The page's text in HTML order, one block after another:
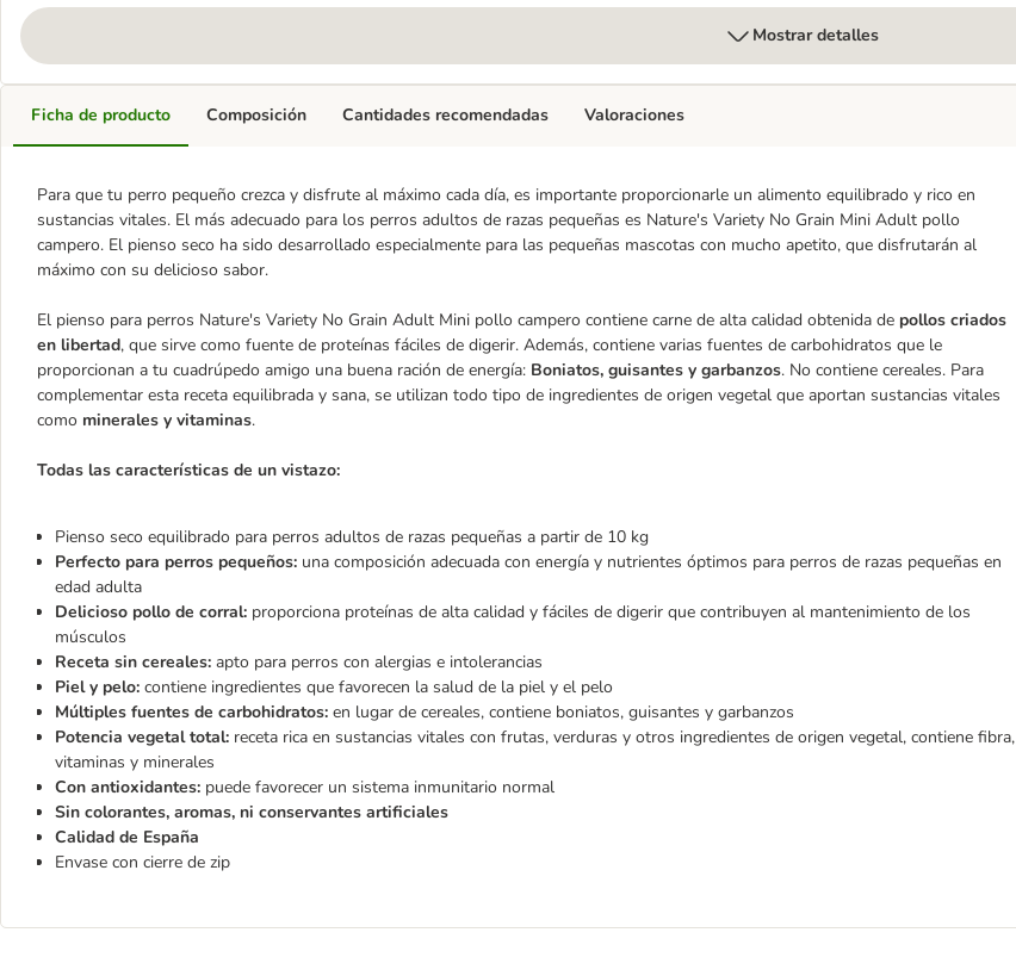
Mostrar detalles
Ficha de producto
Para que tu perro pequeño crezca y disfrute al máximo cada día, es importante proporcionarle un alimento equilibrado y rico en
sustancias vitales. El más adecuado para los perros adultos de razas pequeñas es Nature's Variety No Grain Mini Adult pollo
campero. El pienso seco ha sido desarrollado especialmente para las pequeñas mascotas con mucho apetito, que disfrutarán al
máximo con su delicioso sabor.
El pienso para perros Nature's Variety No Grain Adult Mini pollo campero contiene carne de alta calidad obtenida de pollos criados
en libertad, que sirve como fuente de proteínas fáciles de digerir. Además, contiene varias fuentes de carbohidratos que le
proporcionan a tu cuadrúpedo amigo una buena ración de energía: Boniatos, guisantes y garbanzos. No contiene cereales. Para
complementar esta receta equilibrada y sana, se utilizan todo tipo de ingredientes de origen vegetal que aportan sustancias vitales
como minerales y vitaminas.
Todas las características de un vistazo:
Pienso seco equilibrado para perros adultos de razas pequeñas a partir de 10 kg
Perfecto para perros pequeños: una composición adecuada con energía y nutrientes óptimos para perros de razas pequeñas en
edad adulta
Delicioso pollo de corral: proporciona proteínas de alta calidad y fáciles de digerir que contribuyen al mantenimiento de los
músculos
Receta sin cereales: apto para perros con alergias e intolerancias
Piel y pelo: contiene ingredientes que favorecen la salud de la piel y el pelo
Múltiples fuentes de carbohidratos: en lugar de cereales, contiene boniatos, guisantes y garbanzos
Potencia vegetal total: receta rica en sustancias vitales con frutas, verduras y otros ingredientes de origen vegetal, contiene fibra,
vitaminas y minerales
Con antioxidantes: puede favorecer un sistema inmunitario normal
Sin colorantes, aromas, ni conservantes artificiales
Calidad de España
Envase con cierre de zip
Composición Cantidades recomendadas Valoraciones